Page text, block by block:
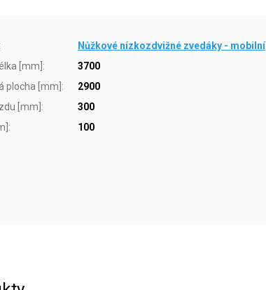
Nůžkové nízkozdvižné zvedáky - mobilní
[mm] :
3700
plocha [mm] :
2900
[mm] :
300
: 100